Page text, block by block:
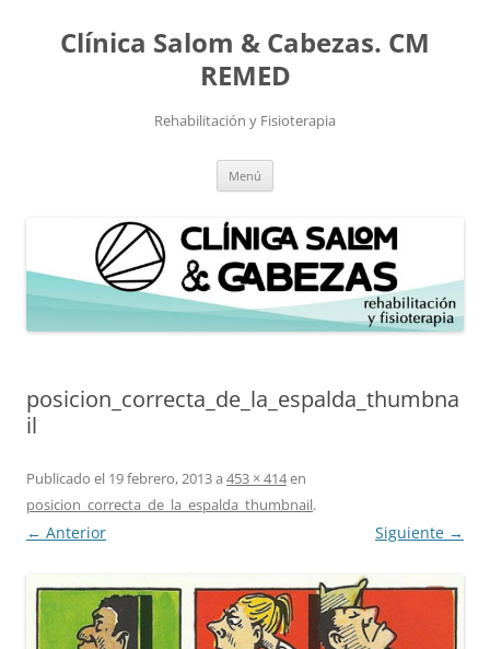
contenido
Clínica Salom & Cabezas. CM
REMED
Rehabilitación y Fisioterapia
Menú
posicion_correcta_de_la_espalda_thumbna
il
Publicado el 19 febrero, 2013a 453 × 414en
posicion_correcta_de_la_espalda_thumbnail.
← Anterior Siguiente →